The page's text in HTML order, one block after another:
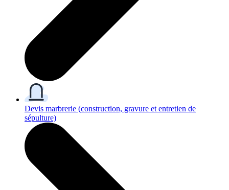
Devis marbrerie (construction, gravure et entretien de
sépulture)